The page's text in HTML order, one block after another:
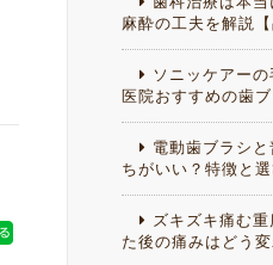
麻酔の工夫を解説
ソニッケアー
医院おすすめの歯
電動歯ブラシ
ちがいい？特徴と
ズキズキ痛む
た後の痛みはどう変